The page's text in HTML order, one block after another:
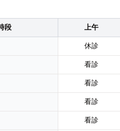
段 上午
休診
看診
看診
看診
看診